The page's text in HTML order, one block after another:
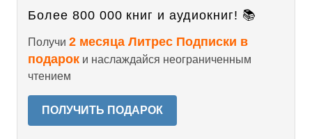
Более 800 000 книг и аудиокниг! 📚
Получи 2 месяца Литрес Подписки в
подарок и наслаждайся неограниченным
чтением
ПОЛУЧИТЬ ПОДАРОК